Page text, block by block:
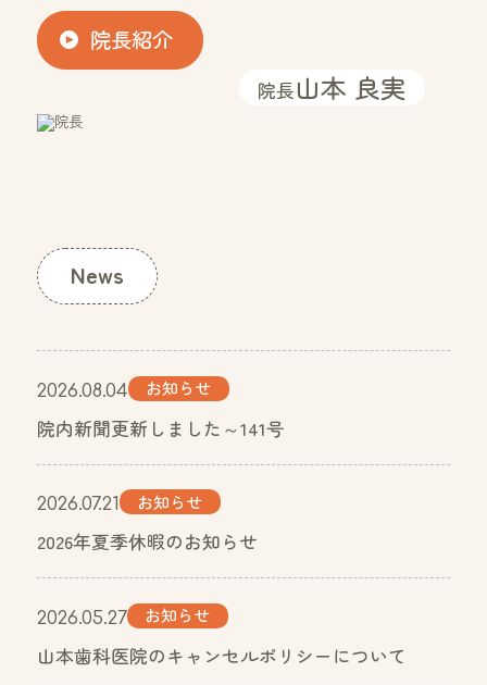
院長紹介
院長山本 良実
News
2026.08.04 お知らせ
院内新聞更新しました～141号
2026.07.21 お知らせ
2026年夏季休暇のお知らせ
2026.05.27 お知らせ
山本歯科医院のキャンセルポリシーについて